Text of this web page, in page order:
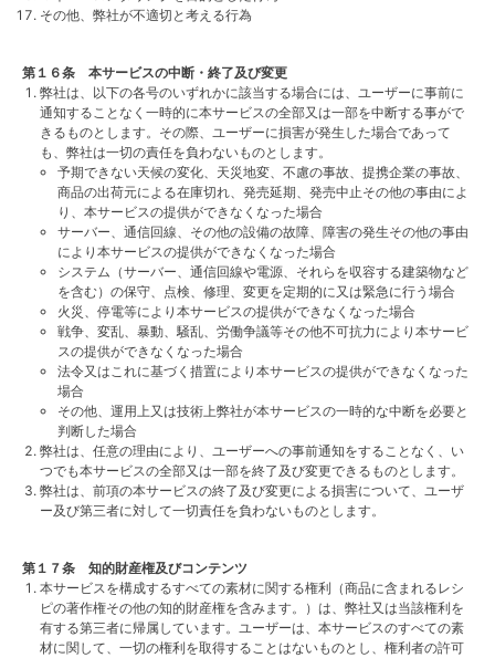
その他、弊社が不適切と考える行為
第１６条 本サービスの中断・終了及び変更
弊社は、以下の各号のいずれかに該当する場合には、ユーザーに事前に
通知することなく一時的に本サービスの全部又は一部を中断する事がで
きるものとします。その際、ユーザーに損害が発生した場合であって
も、弊社は一切の責任を負わないものとします。
予期できない天候の変化、天災地変、不慮の事故、提携企業の事故、
商品の出荷元による在庫切れ、発売延期、発売中止その他の事由によ
り、本サービスの提供ができなくなった場合
サーバー、通信回線、その他の設備の故障、障害の発生その他の事由
により本サービスの提供ができなくなった場合
システム（サーバー、通信回線や電源、それらを収容する建築物など
を含む）の保守、点検、修理、変更を定期的に又は緊急に行う場合
火災、停電等により本サービスの提供ができなくなった場合
戦争、変乱、暴動、騒乱、労働争議等その他不可抗力により本サービ
スの提供ができなくなった場合
法令又はこれに基づく措置により本サービスの提供ができなくなった
場合
その他、運用上又は技術上弊社が本サービスの一時的な中断を必要と
判断した場合
弊社は、任意の理由により、ユーザーへの事前通知をすることなく、い
つでも本サービスの全部又は一部を終了及び変更できるものとします。
弊社は、前項の本サービスの終了及び変更による損害について、ユーザ
ー及び第三者に対して一切責任を負わないものとします。
第１７条 知的財産権及びコンテンツ
本サービスを構成するすべての素材に関する権利（商品に含まれるレシ
ピの著作権その他の知的財産権を含みます。）は、弊社又は当該権利を
有する第三者に帰属しています。ユーザーは、本サービスのすべての素
材に関して、一切の権利を取得することはないものとし、権利者の許可